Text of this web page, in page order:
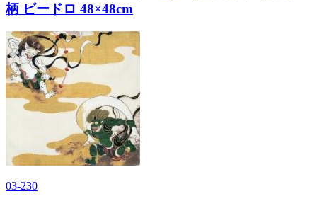
柄 ビードロ 48×48cm
03-230